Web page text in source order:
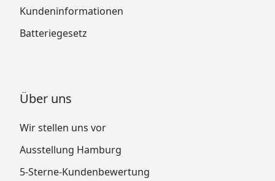
Kundeninformationen
Batteriegesetz
Über uns
Wir stellen uns vor
Ausstellung Hamburg
5-Sterne-Kundenbewertung